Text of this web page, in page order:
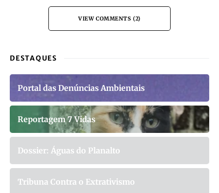
VIEW COMMENTS (2)
DESTAQUES
Portal das Denúncias Ambientais
Reportagem 7 Vidas
Dossier: Águas do Planalto
Tribuna Contra o Extrativismo